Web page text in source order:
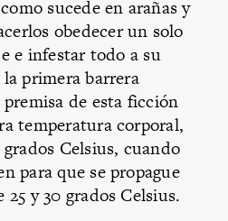
sucede en arañas y
obedecer un solo
e infestar todo a su
primera barrera
de esta ficción
temperatura corporal,
Celsius, cuando
para que se propague
y 30 grados Celsius.